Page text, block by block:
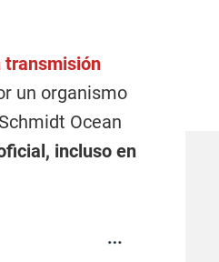
transmisión
un organismo
Ocean
incluso en